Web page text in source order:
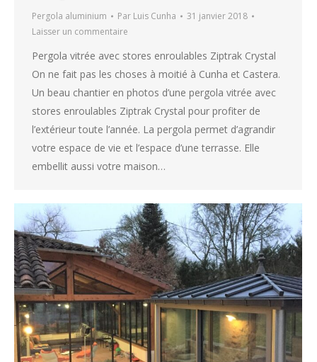
Pergola aluminium Par Luis Cunha
31 janvier 2018
Laisser un commentaire
Pergola vitrée avec stores enroulables Ziptrak Crystal
On ne fait pas les choses à moitié à Cunha et Castera.
Un beau chantier en photos d’une pergola vitrée avec
stores enroulables Ziptrak Crystal pour profiter de
l’extérieur toute l’année. La pergola permet d’agrandir
votre espace de vie et l’espace d’une terrasse. Elle
embellit aussi votre maison…